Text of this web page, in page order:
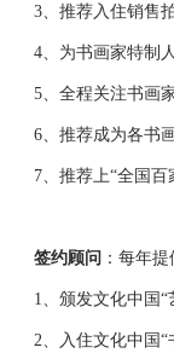
3、推荐入住销售拍
4、为书画家特制人
5、全程关注书画家
6、推荐成为各书画
7、推荐上“全国百
签约顾问 ：每年
1、颁发文化中国“
2、入住文化中国“